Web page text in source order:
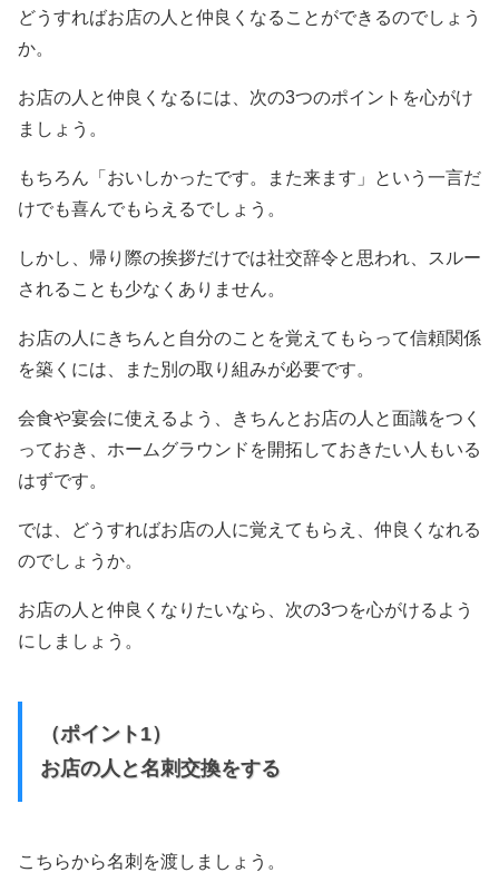
どうすればお店の人と仲良くなることができるのでしょう
か。
お店の人と仲良くなるには、次の3つのポイントを心がけ
ましょう。
もちろん「おいしかったです。また来ます」という一言だ
けでも喜んでもらえるでしょう。
しかし、帰り際の挨拶だけでは社交辞令と思われ、スルー
されることも少なくありません。
お店の人にきちんと自分のことを覚えてもらって信頼関係
を築くには、また別の取り組みが必要です。
会食や宴会に使えるよう、きちんとお店の人と面識をつく
っておき、ホームグラウンドを開拓しておきたい人もいる
はずです。
では、どうすればお店の人に覚えてもらえ、仲良くなれる
のでしょうか。
お店の人と仲良くなりたいなら、次の3つを心がけるよう
にしましょう。
（ポイント1）
お店の人と名刺交換をする
こちらから名刺を渡しましょう。